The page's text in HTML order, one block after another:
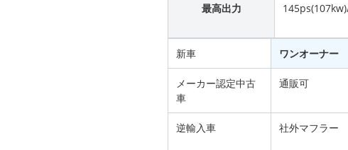
最高出力
新車 ワンオーナー
メーカー認定中古
車
通販可
逆輸入車 社外マフラー